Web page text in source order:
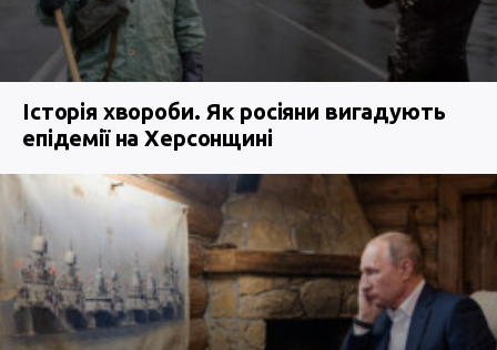
Історія хвороби. Як росіяни вигадують
епідемії на Херсонщині